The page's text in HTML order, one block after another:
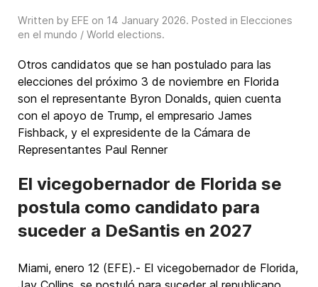
Written by EFE on 14 January 2026. Posted in Elecciones
en el mundo / World elections.
Otros candidatos que se han postulado para las
elecciones del próximo 3 de noviembre en Florida
son el representante Byron Donalds, quien cuenta
con el apoyo de Trump, el empresario James
Fishback, y el expresidente de la Cámara de
Representantes Paul Renner
El vicegobernador de Florida se
postula como candidato para
suceder a DeSantis en 2027
Miami, enero 12 (EFE).- El vicegobernador de Florida,